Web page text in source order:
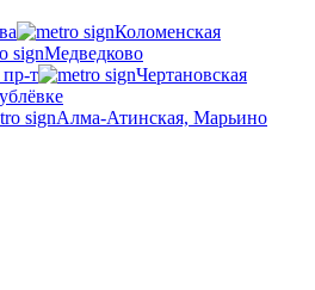
Коломенская
Медведково
пр-т
Чертановская
Алма-Атинская, Марьино